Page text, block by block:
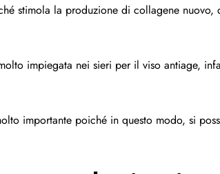
stimola la produzione di collagene nuovo,
impiegata nei sieri per il viso antiage,
importante poiché in questo modo, si